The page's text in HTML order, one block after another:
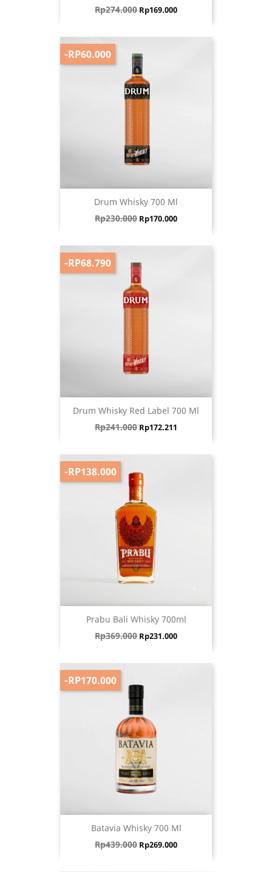
Harga biasa
Rp274.000 Harga
Rp169.000
Drum Whisky 700 Ml
Harga biasa
Rp230.000 Harga
Rp170.000
-RP60.000
Drum Whisky Red Label 700 Ml
Harga biasa
Rp241.000 Harga
Rp172.211
-RP68.790
Prabu Bali Whisky 700ml
Harga biasa
Rp369.000 Harga
Rp231.000
-RP138.000
Batavia Whisky 700 Ml
Harga biasa
Rp439.000 Harga
Rp269.000
-RP170.000